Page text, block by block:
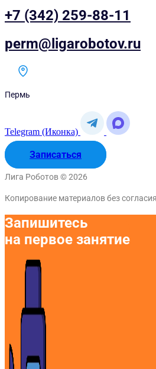
+7 (342) 259-88-11
perm@ligarobotov.ru
Пермь
Telegram (Иконка)
Записаться
Лига Роботов © 2026
Копирование материалов без
Запишитесь
на первое занятие